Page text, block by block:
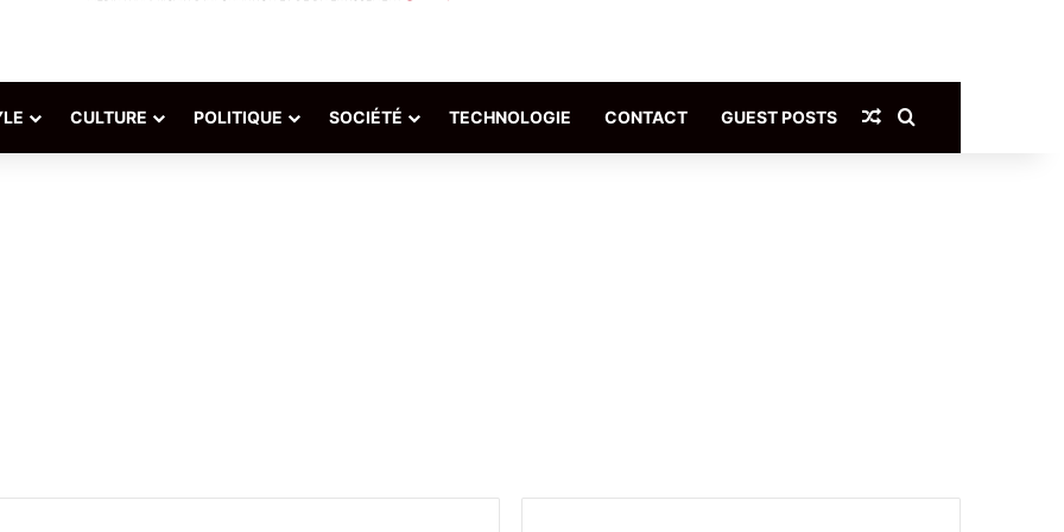
CULTURE POLITIQUE SOCIÉTÉ TECHNOLOGIE CONTACT GUEST POSTS Article Aléatoire